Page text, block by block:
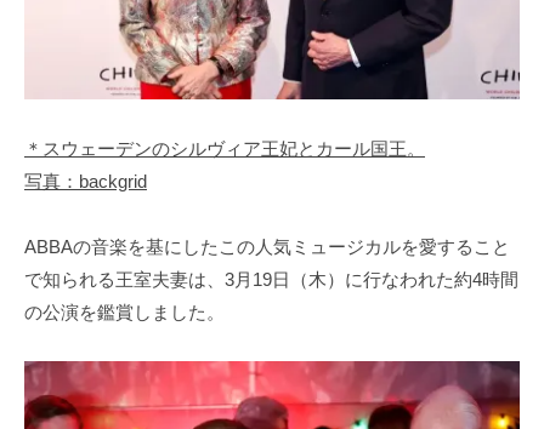
＊スウェーデンのシルヴィア王妃とカール国王。
写真：backgrid
ABBAの音楽を基にしたこの人気ミュージカルを愛すること
で知られる王室夫妻は、3月19日（木）に行なわれた約4時間
の公演を鑑賞しました。